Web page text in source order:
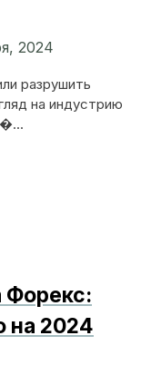
2024
разрушить
на индустрию
Форекс:
на 2024